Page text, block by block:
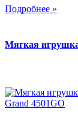
Подробнее »
Мягкая